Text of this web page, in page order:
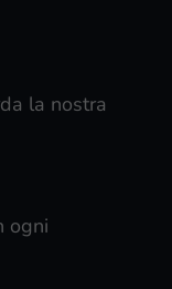
la nostra
ogni